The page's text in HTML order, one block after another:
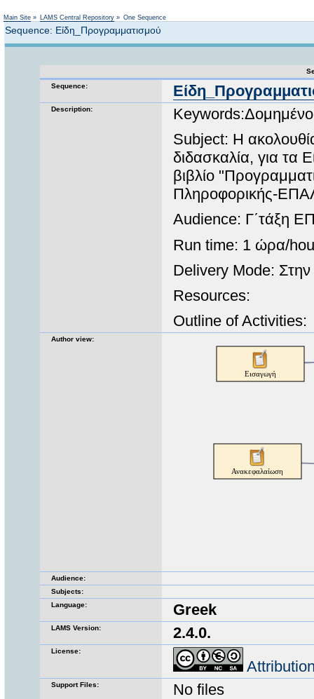
Main Site » LAMS Central Repository » One Sequence
Sequence: Είδη_Προγραμματισμού
Sequence:
Description:
Subject: Η
διδασκαλία, για τα
βιβλίο
Πληροφορικής-
Audience: Γ΄τάξη
Run time: 1 ώρα/
Delivery Mode:
Resources:
Outline of Activities:
Author view:
Audience:
Subjects:
Language:
Greek
LAMS Version: 2.4.0.
License:
Support Files: No files